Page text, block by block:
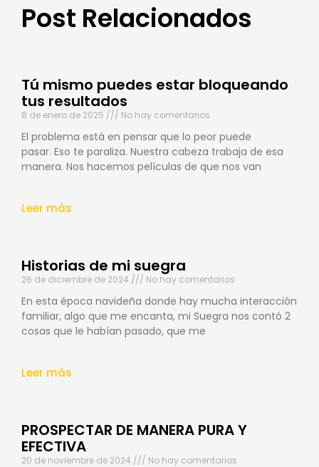
Post Relacionados
Tú mismo puedes estar bloqueando
tus resultados
8 de enero de 2025 No hay comentarios
El problema está en pensar que lo peor puede
pasar. Eso te paraliza. Nuestra cabeza trabaja de esa
manera. Nos hacemos películas de que nos van
Leer más
Historias de mi suegra
26 de diciembre de 2024 No hay comentarios
En esta época navideña donde hay mucha interacción
familiar, algo que me encanta, mi Suegra nos contó 2
cosas que le habían pasado, que me
Leer más
PROSPECTAR DE MANERA PURA Y
EFECTIVA
20 de noviembre de 2024 No hay comentarios